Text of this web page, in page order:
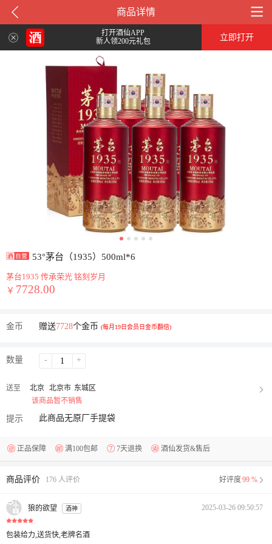
商品详情
打开酒仙APP
新人领200元礼包
立即打开
53°茅台（1935）500ml*6
茅台1935 传承荣光 铭刻岁月
￥ 7728.00
金币 赠送7728个金币 (每月19日会员日金币翻倍)
数量 - +
送至 北京 北京市 东城区
该商品暂不销售
提示 此商品无原厂手提袋
正品保障 满100包邮 7天退换 酒仙发货&售后
好评度99 %
商品评价 176 人评价
2025-03-26 09:50:57
狼的欲望 酒神
包装给力,送货快,老牌名酒